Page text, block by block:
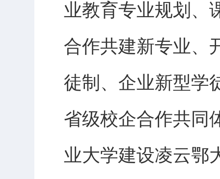
业教育专业规划、
合作共建新专业、
徒制、企业新型学
省级校企合作共同
业大学建设凌云鄂